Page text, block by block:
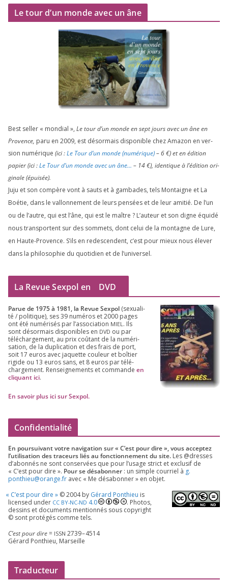
Le tour d’un monde avec un âne
Best sel­ler « mon­dial », Le tour d’un monde en sept jours avec un âne en
Provence, paru en 2009, est désor­mais dis­po­nible chez Amazon en ver­
sion numé­rique (ici :Le Tour d’un monde (numé­rique)–6€) et en édi­tion
papier (ici :Le Tour d’un monde avec un âne… – 14€), iden­tique à l’é­di­tion ori­
gi­nale (épui­sée).
Juju et son com­père vont à sauts et à gam­bades, tels Montaigne et La
Boétie, dans le val­lon­ne­ment de leurs pen­sées et de leur ami­tié. De l’un
ou de l’autre, qui est l’âne, qui est le maître ? L’auteur et son digne équi­dé
nous trans­portent sur des som­mets, dont celui de la mon­tagne de Lure,
en Haute-Provence. S’ils en redes­cendent, c’est pour mieux nous éle­ver
dans la phi­lo­so­phie du quo­ti­dien et de l’universel.
La Revue Sexpol en DVD
Parue de 1975à 1981, la Revue Sex­pol (sexua­li­
té /​ poli­tique), ses39 numé­ros et2000 pages
ont été numé­ri­sés par l’as­so­cia­tion MIEL . Ils
sont désor­mais dis­po­nibles en DVD ou par
télé­char­ge­ment, au prix coû­tant de la numé­ri­
sa­tion, de la dupli­ca­tion et des frais de port,
soit 17 euros avec jaquette cou­leur et boî­tier
rigide ou 13 euros sans, et 8 euros par télé­
char­ge­ment. Ren­sei­gne­ments et com­mande en
cli­quant ici.
En savoir plus ici sur Sexpol.
Confidentialité
En pour­sui­vant votre navi­ga­tion sur « C’est pour dire », vous accep­tez
l’utilisation des tra­ceurs liés au fonc­tion­ne­ment du site. Les @dresses
d’a­bon­nés ne sont conser­vées que pour l’u­sage strict et exclu­sif de
« C’est pour dire ». Pour se désa­bon­ner : un simple cour­riel à g.​
ponthieu@​orange.​fr avec « Me désa­bon­ner » en objet.
« C’est pour dire » ©2004by Gérard Ponthieu is
licen­sed under CC BY-NC-ND 4.0
. Photos,
des­sins et docu­ments men­tion­nés sous copy­right
© sont pro­té­gés comme tels.
C’est pour dire= ISSN 2739–4514
Gérard Ponthieu, Marseille
Traducteur